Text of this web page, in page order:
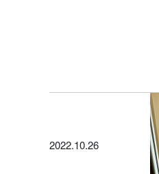
2022.10.26